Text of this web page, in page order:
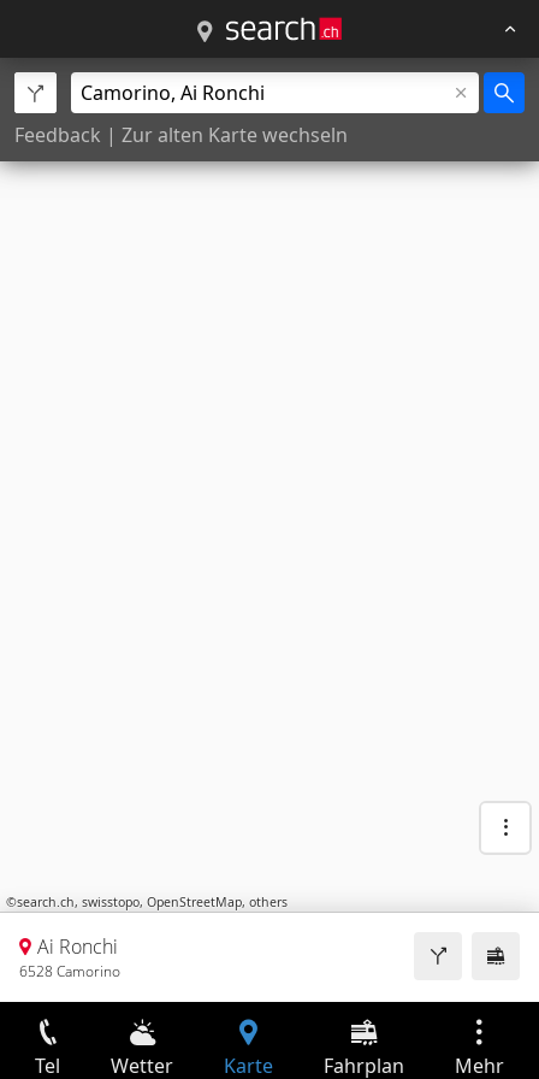
Feedback | Zur alten Karte wechseln
©search.ch, swisstopo, OpenStreetMap, others
Ai Ronchi
6528 Camorino
Tel Wetter Karte Fahrplan Mehr